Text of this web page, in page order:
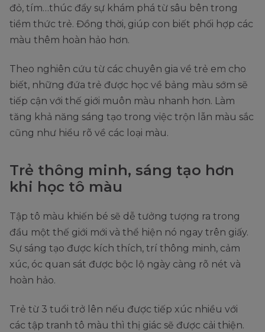
đỏ, tím…thúc đẩy sự khám phá từ sâu bên trong
tiềm thức trẻ. Đồng thời, giúp con biết phối hợp các
màu thêm hoàn hảo hơn.
Theo nghiên cứu từ các chuyên gia về trẻ em cho
biết, những đứa trẻ được học về bảng màu sớm sẽ
tiếp cận với thế giới muôn màu nhanh hơn. Làm
tăng khả năng sáng tạo trong việc trộn lẫn màu sắc
cũng như hiểu rõ về các loại màu.
Trẻ thông minh, sáng tạo hơn
khi học tô màu
Tập tô màu khiến bé sẽ dễ tưởng tượng ra trong
đầu một thế giới mới và thể hiện nó ngay trên giấy.
Sự sáng tạo được kích thích, trí thông minh, cảm
xúc, óc quan sát được bộc lộ ngày càng rõ nét và
hoàn hảo.
Trẻ từ 3 tuổi trở lên nếu được tiếp xúc nhiều với
các tập tranh tô màu thì thị giác sẽ được cải thiện.